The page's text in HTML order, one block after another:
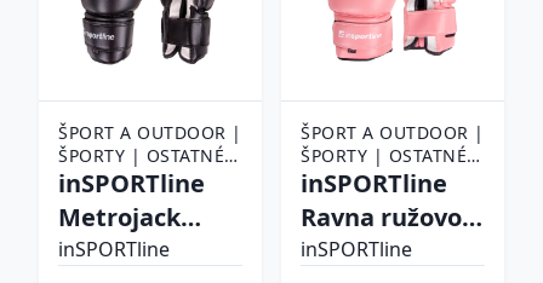
ŠPORT A OUTDOOR |
ŠPORTY | OSTATNÉ
ŠPORTY | BOJOVÉ
BOXERSKÉ RUKAVICE
inSPORTline
Metrojack
čierno-biela -
inSPORTline
ŠPORT A OUTDOOR |
ŠPORTY | OSTATNÉ
ŠPORTY | BOJOVÉ
BOXERSKÉ RUKAVICE
inSPORTline
Ravna ružovo-
biela - 10
inSPORTline